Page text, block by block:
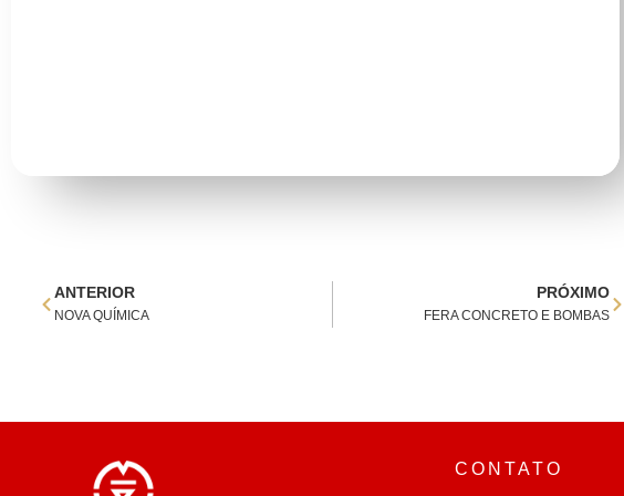
ANTERIOR
NOVA QUÍMICA
PRÓXIMO
FERA CONCRETO E BOMBAS
CONTATO